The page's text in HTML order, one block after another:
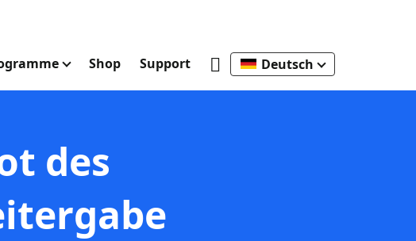
Shop Support Deutsch
des